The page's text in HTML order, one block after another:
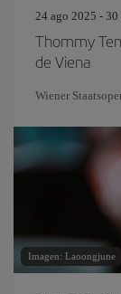
24 ago 2025 - 30
Thommy
de Viena
Wiener
Imagen: Laoongjune